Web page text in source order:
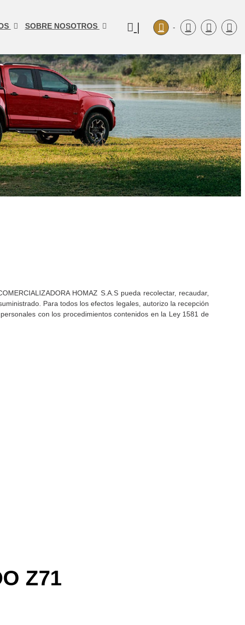
SOBRE NOSOTROS | -
HOMAZ S.A.S pueda recolectar, recaudar,
Para todos los efectos legales, autorizo la recepción
con los procedimientos contenidos en la Ley 1581 de
Z71